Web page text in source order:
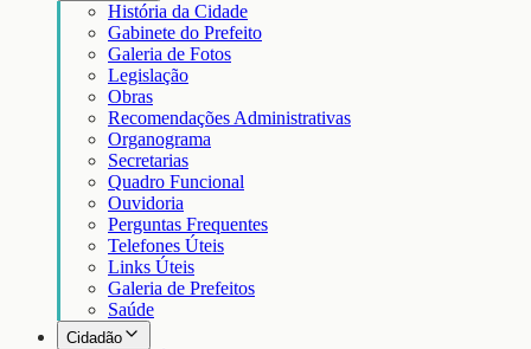
História da Cidade
Gabinete do Prefeito
Galeria de Fotos
Legislação
Obras
Recomendações Administrativas
Organograma
Secretarias
Quadro Funcional
Ouvidoria
Perguntas Frequentes
Telefones Úteis
Links Úteis
Galeria de Prefeitos
Saúde
Cidadão